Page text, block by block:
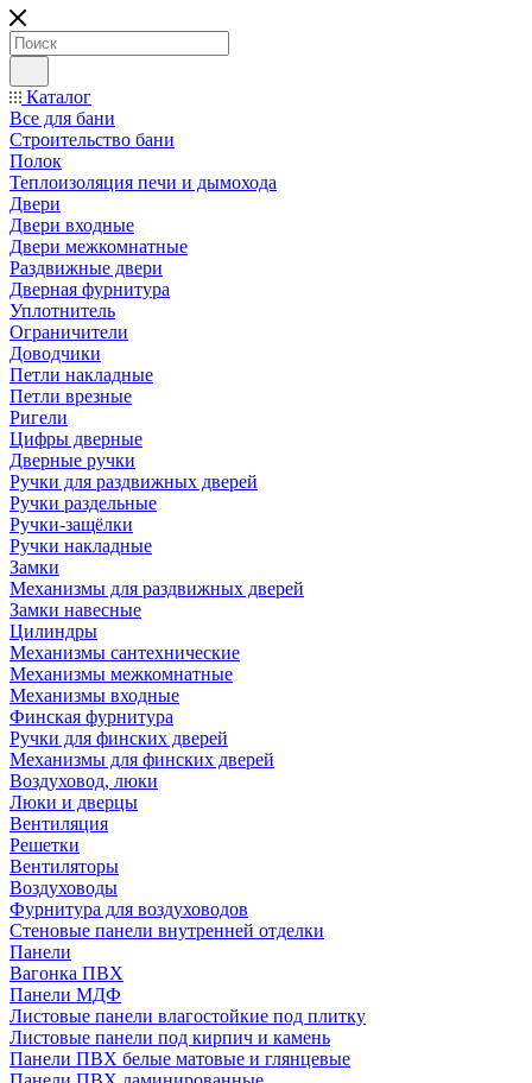
Каталог
Все для бани
Строительство бани
Полок
Теплоизоляция печи и дымохода
Двери
Двери входные
Двери межкомнатные
Раздвижные двери
Дверная фурнитура
Уплотнитель
Ограничители
Доводчики
Петли накладные
Петли врезные
Ригели
Цифры дверные
Дверные ручки
Ручки для раздвижных дверей
Ручки раздельные
Ручки-защёлки
Ручки накладные
Замки
Механизмы для раздвижных дверей
Замки навесные
Цилиндры
Механизмы сантехнические
Механизмы межкомнатные
Механизмы входные
Финская фурнитура
Ручки для финских дверей
Механизмы для финских дверей
Воздуховод, люки
Люки и дверцы
Вентиляция
Решетки
Вентиляторы
Воздуховоды
Фурнитура для воздуховодов
Стеновые панели внутренней отделки
Панели
Вагонка ПВХ
Панели МДФ
Листовые панели влагостойкие под плитку
Листовые панели под кирпич и камень
Панели ПВХ белые матовые и глянцевые